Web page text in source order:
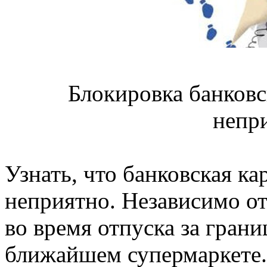
Блокировка
Узнать, что банковская
неприятно. Независимо
во время отпуска за
ближайшем